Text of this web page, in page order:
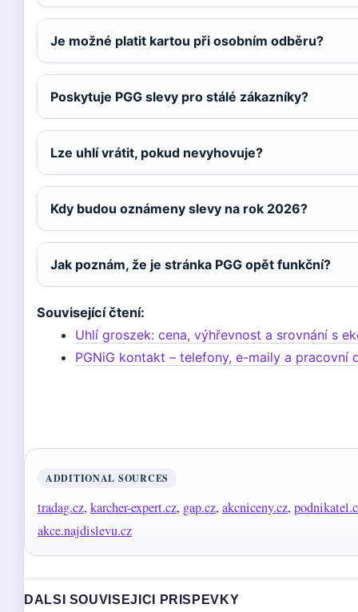
Je možné platit kartou při osobním odběru?
Poskytuje PGG slevy pro stálé zákazníky?
Lze uhlí vrátit, pokud nevyhovuje?
Kdy budou oznámeny slevy na rok 2026?
Jak poznám, že je stránka PGG opět funkční?
Související čtení:
Uhlí groszek: cena, výhřevnost a srovnání s
PGNiG kontakt – telefony, e-maily a pracovní
ADDITIONAL SOURCES
tradag.cz, karcher-expert.cz, gap.cz, akcniceny.cz,
akce.najdislevu.cz
DALSI SOUVISEJICI PRISPEVKY